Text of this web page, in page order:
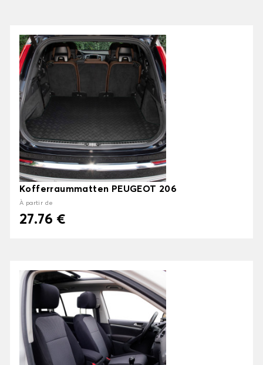
Kofferraummatten PEUGEOT 206
À partir de
27.76 €